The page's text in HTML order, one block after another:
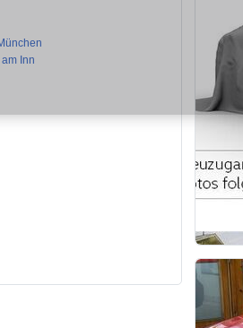
Inn